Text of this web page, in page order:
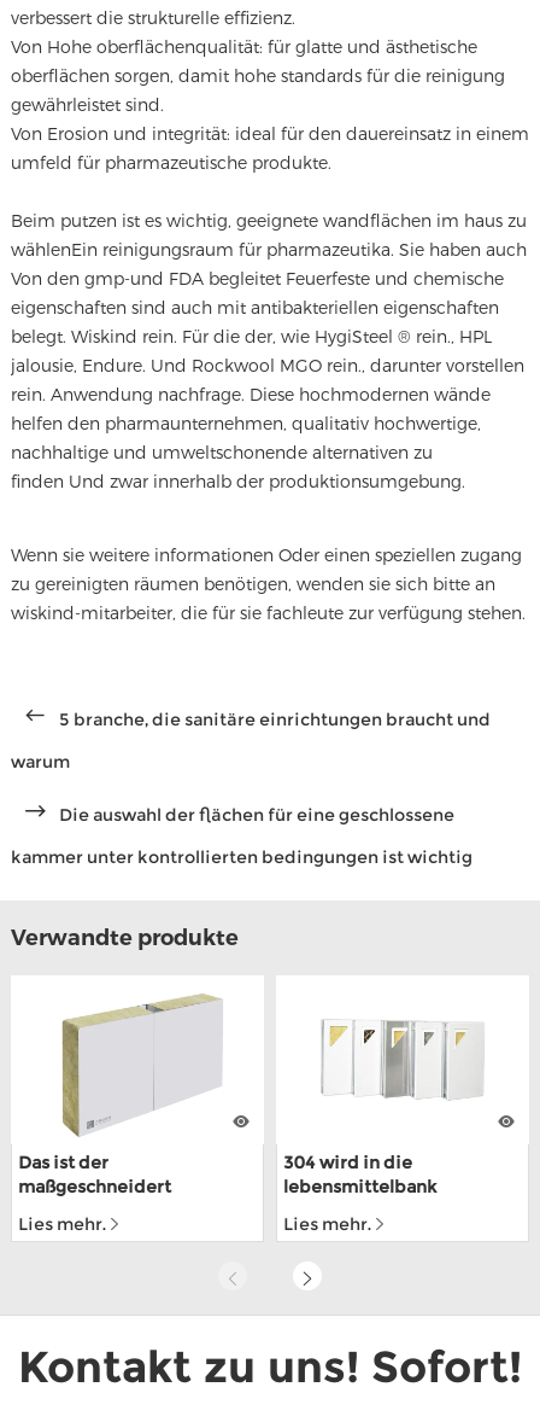
verbessert die strukturelle effizienz.
Von Hohe oberflächenqualität: für glatte und ästhetische
oberflächen sorgen, damit hohe standards für die reinigung
gewährleistet sind.
Von Erosion und integrität: ideal für den dauereinsatz in einem
umfeld für pharmazeutische produkte.
Beim putzen ist es wichtig, geeignete wandflächen im haus zu
wählenEin reinigungsraum für pharmazeutika. Sie haben auch
Von den gmp-und FDA begleitet Feuerfeste und chemische
eigenschaften sind auch mit antibakteriellen eigenschaften
belegt. Wiskind rein. Für die der, wie HygiSteel ® rein., HPL
jalousie, Endure. Und Rockwool MGO rein., darunter vorstellen
rein. Anwendung nachfrage. Diese hochmodernen wände
helfen den pharmaunternehmen, qualitativ hochwertige,
nachhaltige und umweltschonende alternativen zu
finden Und zwar innerhalb der produktionsumgebung.
Wenn sie weitere informationen Oder einen speziellen zugang
zu gereinigten räumen benötigen, wenden sie sich bitte an
wiskind-mitarbeiter, die für sie fachleute zur verfügung stehen.
5 branche, die sanitäre einrichtungen braucht und
warum
Die auswahl der flächen für eine geschlossene
kammer unter kontrollierten bedingungen ist wichtig
Verwandte produkte
Das ist der
maßgeschneidert
mittel für PPGI lokowic
Lies mehr.
304 wird in die
lebensmittelbank
die über die ISO9001
Lies mehr.
Kontakt zu uns! Sofort!